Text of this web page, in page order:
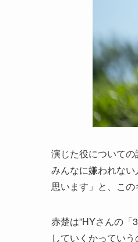
演じた役について
みんなに嫌われな
思います」と、この
赤楚は”HYさんの
していくかってい